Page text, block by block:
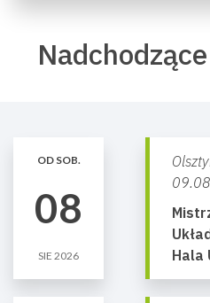
OD SOB.
08
SIE 2026
Hala